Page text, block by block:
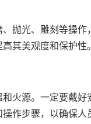
抛光、雕刻等操
其美观度和保护性。
火源。一定要戴
作步骤，以确保人